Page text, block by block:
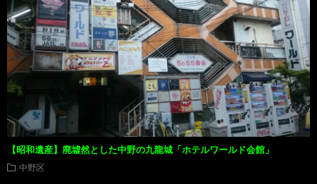
【昭和遺産】廃墟然とした中野の九龍城「ホテルワールド会館」
中野区